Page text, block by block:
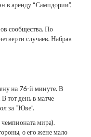
в аренду “Сампдории”,
сообщества. По
случаев. Набрав
на 76-й минуте. В
тот день в матче
за “Юве”.
мира).
о его жене мало